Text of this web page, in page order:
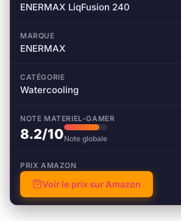
ENERMAX LiqFusion 240
MARQUE
ENERMAX
CATÉGORIE
Watercooling
NOTE MATERIEL-GAMER
8.2/10Note globale
PRIX AMAZON
Voir le prix sur Amazon